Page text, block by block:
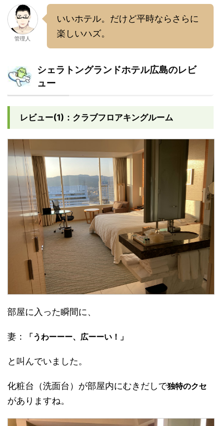
管理人
いいホテル。だけど平時ならさらに
楽しいハズ。
シェラトングランドホテル広島のレビ
ュー
レビュー(1)：クラブフロアキングルーム
部屋に入った瞬間に、
妻： 「うわーーー、広ーーい！」
と叫んでいました。
化粧台（洗面台）が部屋内にむきだしで独特のクセ
がありますね。